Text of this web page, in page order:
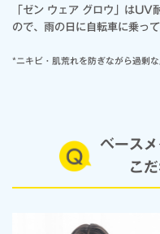
「ゼン ウェア グロウ」はUV
ので、雨の日に自転車に乗っ
*ニキビ・肌荒れを防ぎながら過剰
ベース
こ